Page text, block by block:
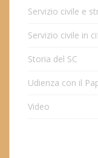
Servizio civile e
Servizio civile in
Storia del SC
Udienza con il
Video